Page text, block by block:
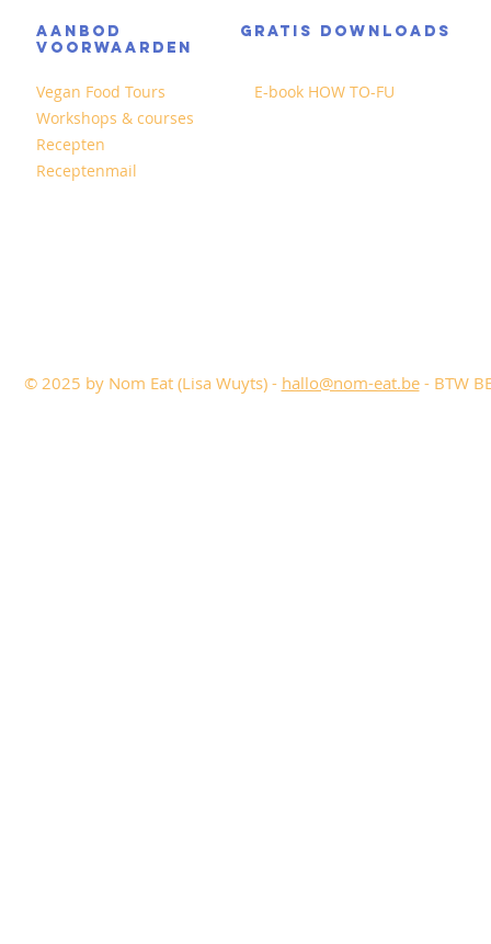
AANBOD
GRATIS DOWNLOADS
VOORWAARDEN
Vegan Food Tours
Workshops & courses
Recepten
Receptenmail
E-book HOW TO-FU
© 2025 by Nom Eat (Lisa Wuyts) - hallo@nom-eat.be- BTW